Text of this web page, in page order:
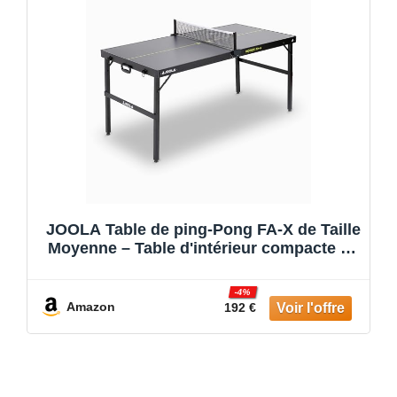
JOOLA Table de ping-Pong FA-X de Taille
Moyenne – Table d'intérieur compacte au
Amazon 192 €
-4%